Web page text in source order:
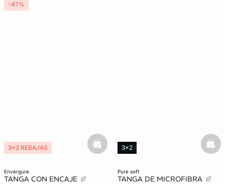
envergure
TANGA CON ENCAJE
3x2 REBAJAS basketfull
-47%
pure soft
TANGA DE MICROFIBRA
3x2
New in